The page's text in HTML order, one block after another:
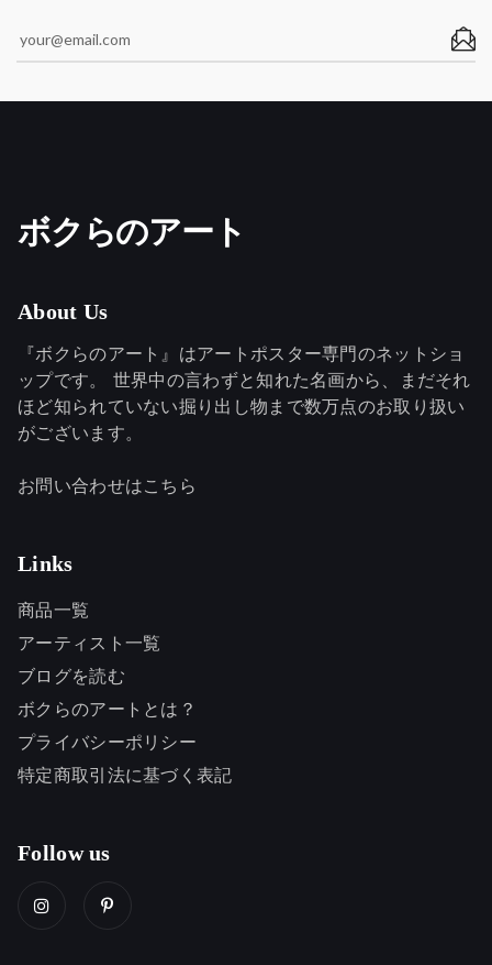
ボクらのアート
About Us
『ボクらのアート』はアートポスター専門のネットショ
ップです。 世界中の言わずと知れた名画から、まだそれ
ほど知られていない掘り出し物まで数万点のお取り扱い
がございます。
お問い合わせはこちら
Links
商品一覧
アーティスト一覧
ブログを読む
ボクらのアートとは？
プライバシーポリシー
特定商取引法に基づく表記
Follow us